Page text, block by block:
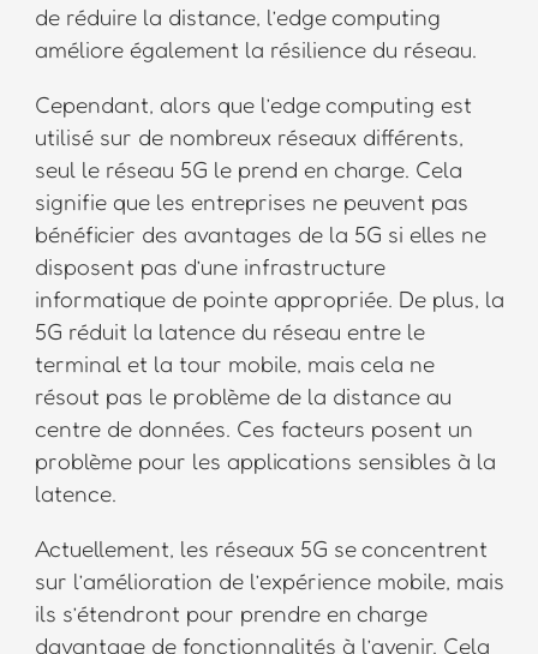
de réduire la distance, l’edge computing
améliore également la résilience du réseau.
Cependant, alors que l’edge computing est
utilisé sur de nombreux réseaux différents,
seul le réseau 5G le prend en charge. Cela
signifie que les entreprises ne peuvent pas
bénéficier des avantages de la 5G si elles ne
disposent pas d’une infrastructure
informatique de pointe appropriée. De plus, la
5G réduit la latence du réseau entre le
terminal et la tour mobile, mais cela ne
résout pas le problème de la distance au
centre de données. Ces facteurs posent un
problème pour les applications sensibles à la
latence.
Actuellement, les réseaux 5G se concentrent
sur l’amélioration de l’expérience mobile, mais
ils s’étendront pour prendre en charge
davantage de fonctionnalités à l’avenir. Cela